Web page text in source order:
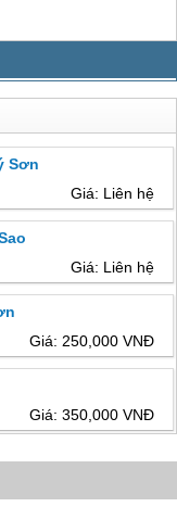
Sơn
Giá: Liên hệ
Giá: Liên hệ
Giá: 250,000 VNĐ
Giá: 350,000 VNĐ